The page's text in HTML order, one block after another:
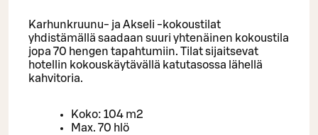
Karhunkruunu- ja Akseli -kokoustilat
yhdistämällä saadaan suuri yhtenäinen kokoustila
jopa 70 hengen tapahtumiin. Tilat sijaitsevat
hotellin kokouskäytävällä katutasossa lähellä
kahvitoria.
Koko: 104 m2
Max. 70 hlö